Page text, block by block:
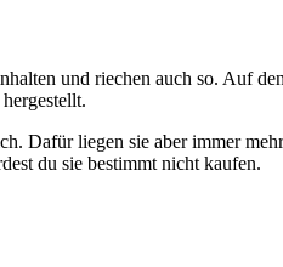
und riechen auch so. Auf
Dafür liegen sie aber immer
du sie bestimmt nicht kaufen.